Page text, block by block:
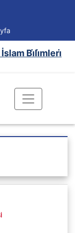
Bi̇li̇mleri̇